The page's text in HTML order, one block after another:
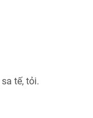
tế, tỏi.